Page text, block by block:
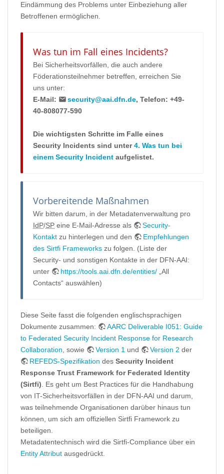
Eindämmung des Problems unter Einbeziehung aller
Betroffenen ermöglichen.
Was tun im Fall eines Incidents?
Bei Sicherheitsvorfällen, die auch andere
Föderationsteilnehmer betreffen, erreichen Sie
uns unter:
E-Mail:
security@aai.dfn.de, Telefon: +49-
40-808077-590
Die wichtigsten Schritte im Falle eines
Security Incidents sind unter4. Was tun bei
einem Security Incident aufgelistet.
Vorbereitende Maßnahmen
Wir bitten darum, in der Metadatenverwaltung pro
IdP/SP eine E-Mail-Adresse als
Security-
Kontakt zu hinterlegen und den
Empfehlungen
des Sirtfi Frameworks zu folgen. (Liste der
Security- und sonstigen Kontakte in der DFN-AAI:
unter
https://tools.aai.dfn.de/entities/ „All
Contacts“ auswählen)
Diese Seite fasst die folgenden englischsprachigen
Dokumente zusammen:
AARC Deliverable I051: Guide
to Federated Security Incident Response for Research
Collaboration , sowie Version 1 und Version 2 der
REFEDS-Spezifikation des Security Incident
Response Trust Framework for Federated Identity
(Sirtfi) . Es geht um Best Practices für die Handhabung
von IT-Sicherheitsvorfällen in der DFN-AAI und darum,
was teilnehmende Organisationen darüber hinaus tun
können, um sich am offiziellen Sirtfi Framework zu
beteiligen.
Metadatentechnisch wird die Sirtfi-Compliance über ein
Entity Attribut ausgedrückt.